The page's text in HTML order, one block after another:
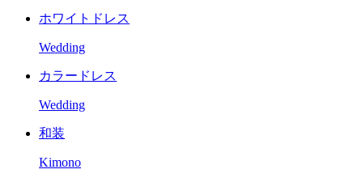
ホワイトドレス
Wedding
カラードレス
Wedding
和装
Kimono